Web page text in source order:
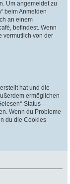
Um angemeldet zu
beim Anmelden
an einem
befindest. Wenn
vermutlich von der
hat und die
ermöglichen
Status –
Wenn du Probleme
du die Cookies